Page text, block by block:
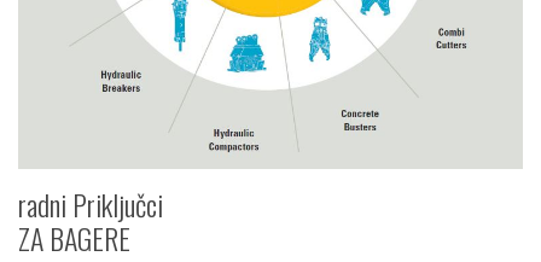
radni Priključci
ZA BAGERE